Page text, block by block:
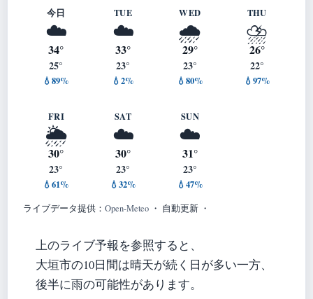
今日
☁️
34°
25°
💧89%
TUE
☁️
33°
23°
💧2%
WED
🌧️
29°
23°
💧80%
THU
⛈️
26°
22°
💧97%
FRI
🌦️
30°
23°
💧61%
SAT
☁️
30°
23°
💧32%
SUN
☁️
31°
23°
💧47%
ライブデータ提供： Open-Meteo ・ 自動更新 ・
上のライブ予報を参照すると、
大垣市の10日間は晴天が続く日が多い一方、
後半に雨の可能性があります。